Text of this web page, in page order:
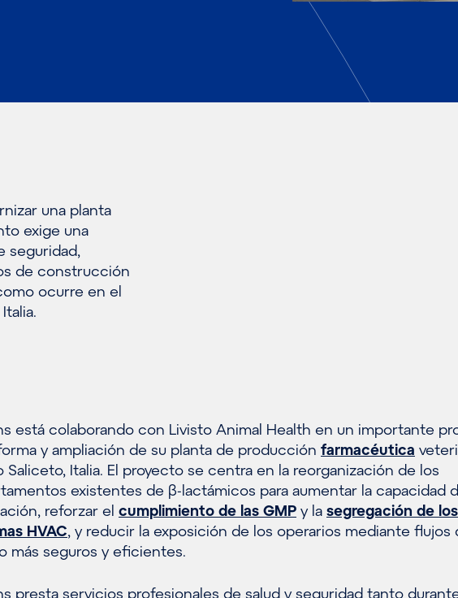
una planta
exige una
seguridad,
de construcción
ocurre en el
está colaborando con Livisto Animal Health en un importante
y ampliación de su planta de producción farmacéutica
Saliceto, Italia. El proyecto se centra en la reorganización de los
existentes de β-lactámicos para aumentar la capacidad
reforzar el cumplimiento de las GMP y la segregación de los
HVAC, y reducir la exposición de los operarios mediante flujos
más seguros y eficientes.
presta servicios profesionales de salud y seguridad tanto